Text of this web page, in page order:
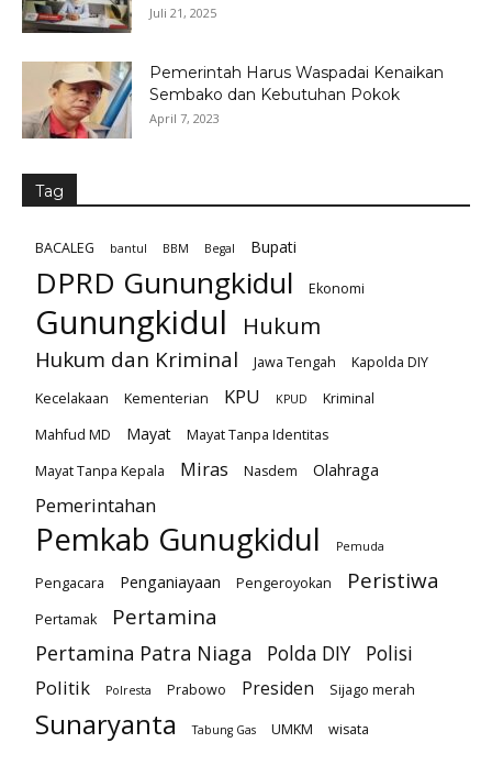
Juli 21, 2025
Pemerintah Harus Waspadai Kenaikan
Sembako dan Kebutuhan Pokok
April 7, 2023
Tag
BACALEG bantul BBM Begal Bupati
DPRD Gunungkidul Ekonomi
Gunungkidul Hukum
Hukum dan Kriminal Jawa Tengah
Kapolda DIY
Kecelakaan
Kementerian KPU KPUD
Kriminal
Mahfud MD
Mayat
Mayat Tanpa Identitas
Mayat Tanpa Kepala
Miras Nasdem Olahraga
Pemerintahan
Pemkab Gunugkidul Pemuda
Pengacara Penganiayaan Pengeroyokan Peristiwa
Pertamak Pertamina
Pertamina Patra Niaga Polda DIY
Polisi
Politik
Polresta Prabowo Presiden Sijago merah
Sunaryanta Tabung Gas UMKM wisata